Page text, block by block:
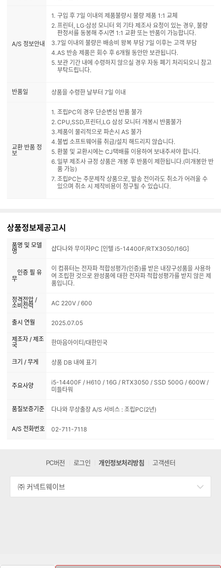
A/S 정보안내
구입 후 7일 이내의 제품불량시 불량 제품 1:1 교체
프린터, LG·삼성 모니터 외 기타 제조사 요청이 있는 경우, 불량
판정서를 동봉해 주시면 1:1 교환 또는 반품이 가능합니다.
7일 이내의 불량은 배송비 왕복 부담 7일 이후는 고객 부담
AS 반송 제품은 회수 후 6개월 동안만 보관됩니다.
보관 기간 내에 수령하지 않으실 경우 자동 폐기 처리되오니 참고
부탁드립니다.
반품일 상품을 수령한 날부터 7일 이내
교환 반품 정
보
조립PC의 경우 단순변심 반품 불가
CPU,SSD,프린터,LG 삼성 모니터 개봉시 반품불가
제품이 물리적으로 파손시 AS 불가
불법 소프트웨어를 취급/설치 해드리지 않습니다.
환불 및 교환시에는 CJ택배를 이용하여 보내주셔야 합니다.
일부 제조사 규정 상품은 개봉 후 반품이 제한됩니다.(미개봉만 반
품 가능)
조립PC는 주문제작 상품으로, 발송 전이라도 취소가 어려울 수
있으며 취소 시 제작비용이 청구될 수 있습니다.
상품정보제공고시
품명 및 모델
명
샵다나와 무이자PC [인텔 i5-14400F/RTX3050/16G]
인증 필 유
무
이 컴퓨터는 전자파 적합성평가(인증)를 받은 내장구성품을 사용하
여 조립한 것으로 완성품에 대한 전자파 적합성평가를 받지 않은 제
품입니다.
정격전압 /
소비전력
AC 220V / 600
출시 연월 2025.07.05
제조자 / 제조
국
한마음아이티/대한민국
크기 / 무게 상품 DB 내에 표기
주요사양
i5-14400F / H610 / 16G / RTX3050 / SSD 500G / 600W /
미들타워
품질보증기준 다나와 무상출장 A/S 서비스 : 조립PC(2년)
A/S 전화번호 02-711-7118
PC버전 로그인 개인정보처리방침 고객센터
㈜ 커넥트웨이브
세